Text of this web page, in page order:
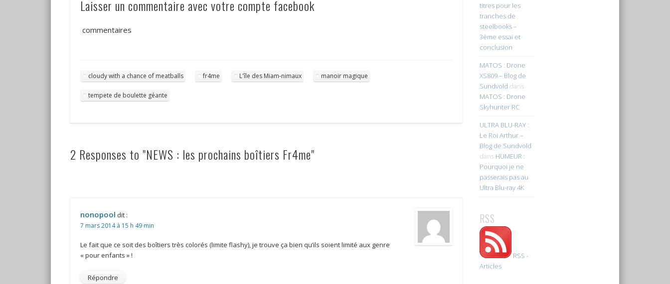
Laisser un commentaire avec votre compte facebook
commentaires
cloudy with a chance of meatballs fr4me L'île des Miam-nimaux manoir magique
tempete de boulette géante
2 Responses to "NEWS : les prochains boîtiers Fr4me"
nonopool dit :
7 mars 2014 à 15 h 49 min
Le fait que ce soit des boîtiers très colorés (limite flashy), je trouve ça bien qu’ils soient limité aux genre
« pour enfants » !
Répondre
titres pour les
tranches de
steelbooks –
3ème essai et
conclusion
MATOS : Drone
XS809 – Blog de
Sundvold dans
MATOS : Drone
Skyhunter RC
ULTRA BLU-RAY :
Le Roi Arthur –
Blog de Sundvold
dans HUMEUR :
Pourquoi je ne
passerais pas au
Ultra Blu-ray 4K
RSS
RSS -
Articles